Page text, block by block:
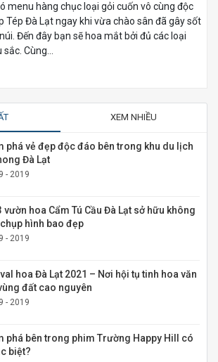
menu hàng chục loại gỏi cuốn vô cùng độc
Tép Đà Lạt ngay khi vừa chào sân đã gây sốt
Đến đây bạn sẽ hoa mắt bởi đủ các loại
Cùng...
XEM NHIỀU
phá vẻ đẹp độc đáo bên trong khu du lịch
Đà Lạt
- 2019
vườn hoa Cẩm Tú Cầu Đà Lạt sở hữu không
hình bao đẹp
- 2019
hoa Đà Lạt 2021 – Nơi hội tụ tinh hoa văn
đất cao nguyên
- 2019
phá bên trong phim Trường Happy Hill có
biệt?